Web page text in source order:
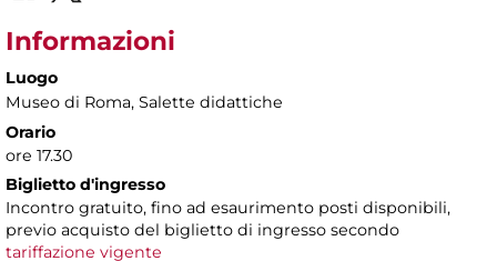
Informazioni
Luogo
Museo di Roma, Salette didattiche
Orario
ore 17.30
Biglietto d'ingresso
Incontro gratuito, fino ad esaurimento posti disponibili,
previo acquisto del biglietto di ingresso secondo
tariffazione vigente